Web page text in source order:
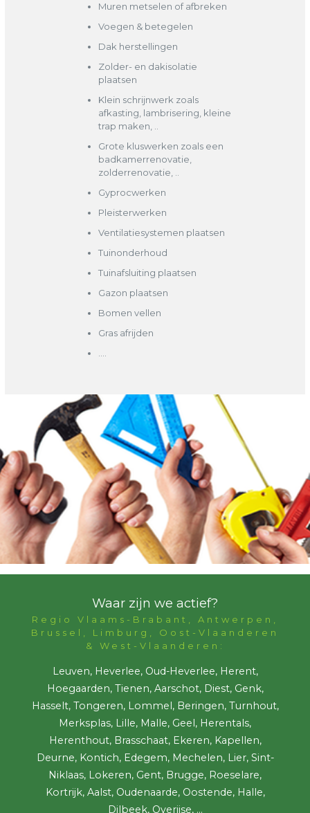
Muren metselen of afbreken
Voegen & betegelen
Dak herstellingen
Zolder- en dakisolatie
plaatsen
Klein schrijnwerk zoals
afkasting, lambrisering, kleine
trap maken, ..
Grote kluswerken zoals een
badkamerrenovatie,
zolderrenovatie, ..
Gyprocwerken
Pleisterwerken
Ventilatiesystemen plaatsen
Tuinonderhoud
Tuinafsluiting plaatsen
Gazon plaatsen
Bomen vellen
Gras afrijden
Waar zijn we actief?
Regio Vlaams-Brabant, Antwerpen,
Brussel, Limburg, Oost-Vlaanderen
& West-Vlaanderen:
Leuven, Heverlee, Oud-Heverlee, Herent,
Hoegaarden, Tienen, Aarschot, Diest, Genk,
Hasselt, Tongeren, Lommel, Beringen, Turnhout,
Merksplas, Lille, Malle, Geel, Herentals,
Herenthout, Brasschaat, Ekeren, Kapellen,
Deurne, Kontich, Edegem, Mechelen, Lier, Sint-
Niklaas, Lokeren, Gent, Brugge, Roeselare,
Kortrijk, Aalst, Oudenaarde, Oostende, Halle,
Dilbeek, Overijse, ...